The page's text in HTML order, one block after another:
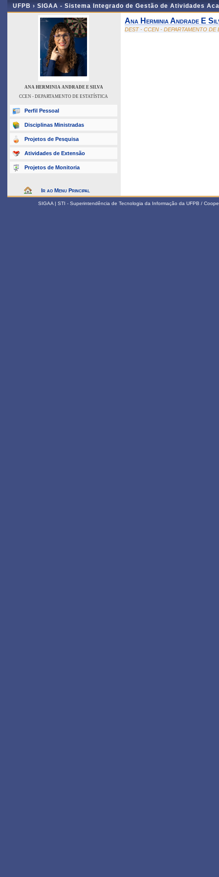
UFPB › SIGAA - Sistema Integrado de Gestão de Atividades
ANA HERMINIA ANDRADE E SILVA
CCEN - DEPARTAMENTO DE ESTATÍSTICA
Perfil Pessoal
Disciplinas Ministradas
Projetos de Pesquisa
Atividades de Extensão
Projetos de Monitoria
Ir ao Menu Principal
Ana Herminia Andrade E
DEST - CCEN - DEPARTAMENTO DE
SIGAA | STI - Superintendência de Tecnologia da Informação da UFPB /